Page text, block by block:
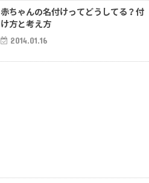
赤ちゃんの名付けってどうしてる？付
け方と考え方
2014.01.16